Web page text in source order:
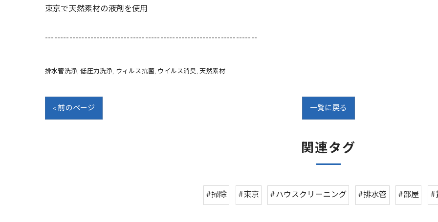
東京で天然素材の液剤を使用
----------------------------------------------------------------------
排水管洗浄 低圧力洗浄 ウィルス抗菌 ウイルス消臭 天然素材
< 前のページ 一覧に戻る
関連タグ
#掃除 #東京 #ハウスクリーニング #排水管 #部屋 #